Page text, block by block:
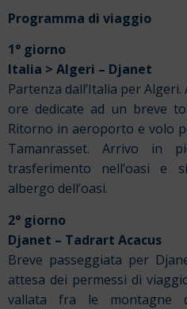
Programma di viaggio
1° giorno
Italia > Algeri – Djanet
Partenza dall’Italia per
ore dedicate ad un breve
Ritorno in aeroporto e volo
Tamanrasset. Arrivo in
trasferimento nell’oasi e
albergo dell’oasi.
2° giorno
Djanet – Tadrart Acacus
Breve passeggiata per
attesa dei permessi di
vallata fra le montagne